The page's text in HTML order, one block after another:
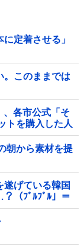
定着させる」
。このままでは
、各市公式「そ
トを購入した人
朝から素材を提
遂げている韓国
（ﾌﾞﾙﾌﾞﾙ」＝